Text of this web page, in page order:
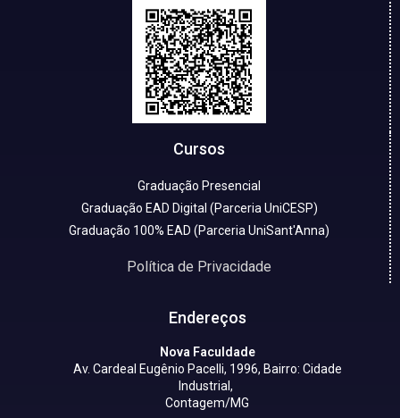
Cursos
Graduação Presencial
Graduação EAD Digital (Parceria UniCESP)
Graduação 100% EAD (Parceria UniSant'Anna)
Política de Privacidade
Endereços
Nova Faculdade
Av. Cardeal Eugênio Pacelli, 1996, Bairro: Cidade
Industrial,
Contagem/MG